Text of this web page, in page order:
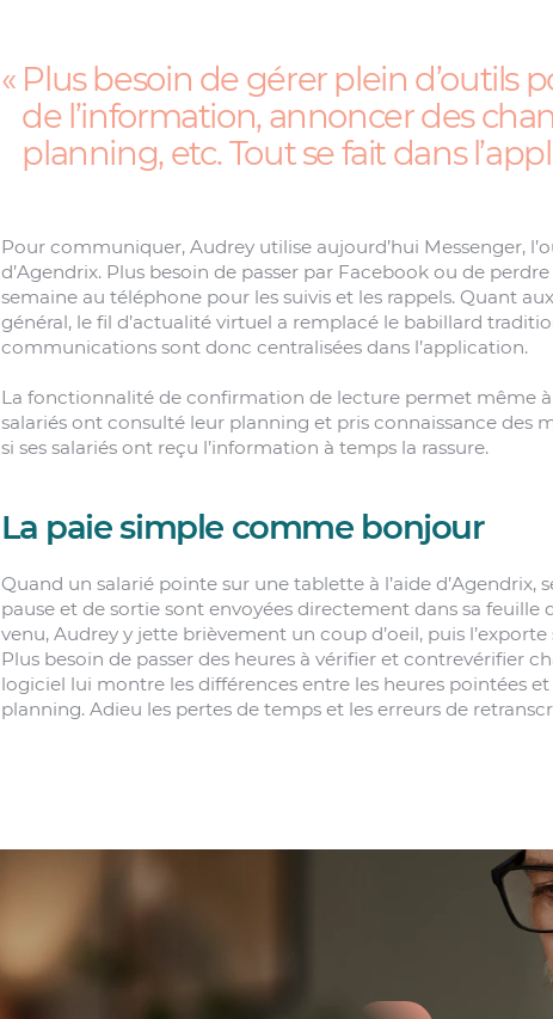
Plus besoin de gérer plein d’outils
de l’information, annoncer des
planning, etc. Tout se fait dans
Pour communiquer, Audrey utilise aujourd’hui Messenger,
d’Agendrix. Plus besoin de passer par Facebook ou de
semaine au téléphone pour les suivis et les rappels. Quant
général, le fil d’actualité virtuel a remplacé le babillard
communications sont donc centralisées dans l’application.
La fonctionnalité de confirmation de lecture permet même
salariés ont consulté leur planning et pris connaissance des
si ses salariés ont reçu l’information à temps la rassure.
La paie simple comme bonjour
Quand un salarié pointe sur une tablette à l’aide d’Agendrix,
pause et de sortie sont envoyées directement dans sa feuille
venu, Audrey y jette brièvement un coup d’oeil, puis
Plus besoin de passer des heures à vérifier et contrevérifier
logiciel lui montre les différences entre les heures pointées et
planning. Adieu les pertes de temps et les erreurs de